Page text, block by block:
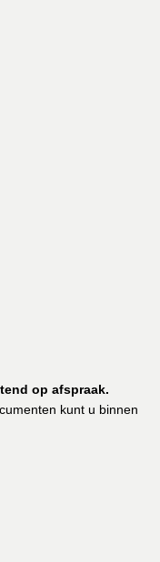
op afspraak.
kunt u binnen